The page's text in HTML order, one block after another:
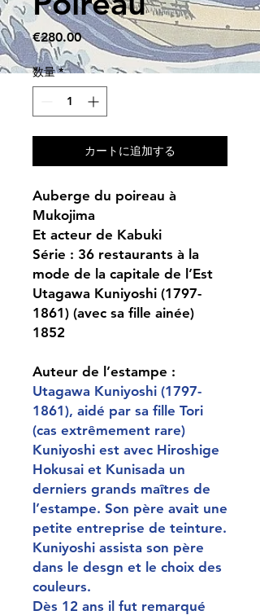
€280.00価
格
数量 *
カートに追加する
Auberge du poireau à
Mukojima
Et acteur de Kabuki
Série : 36 restaurants à la
mode de la capitale de l’Est
Utagawa Kuniyoshi (1797-
1861) (avec sa fille ainée)
1852
Auteur de l’estampe :
Utagawa Kuniyoshi (1797-
1861), aidé par sa fille Tori
(cas extrêmement rare)
Kuniyoshi est avec Hiroshige
Hokusai et Kunisada un
derniers grands maîtres de
l’estampe. Son père avait une
petite entreprise de teinture.
Kuniyoshi assista son père
dans le desgn et le choix des
couleurs.
Dès 12 ans il fut remarqué